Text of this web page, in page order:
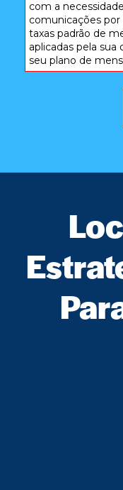
com a
comunicações por
taxas padrão de
aplicadas pela
seu plano de